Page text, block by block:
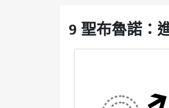
9 聖布魯諾：